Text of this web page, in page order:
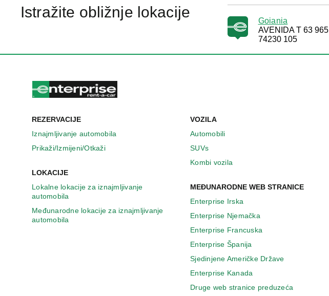
o
t
a
o
v
m
r
o
o
u
Istražite obližnje lokacije
Goiania
AVENIDA T 63 965
74230 105
REZERVACIJE
Iznajmljivanje automobila
Prikaži/Izmijeni/Otkaži
LOKACIJE
Lokalne lokacije za iznajmljivanje
automobila
Međunarodne lokacije za iznajmljivanje
automobila
VOZILA
Automobili
SUVs
Kombi vozila
MEĐUNARODNE WEB STRANICE
Enterprise Irska
Enterprise Njemačka
Enterprise Francuska
Enterprise Španija
Sjedinjene Američke Države
Enterprise Κanada
Druge web stranice preduzeća